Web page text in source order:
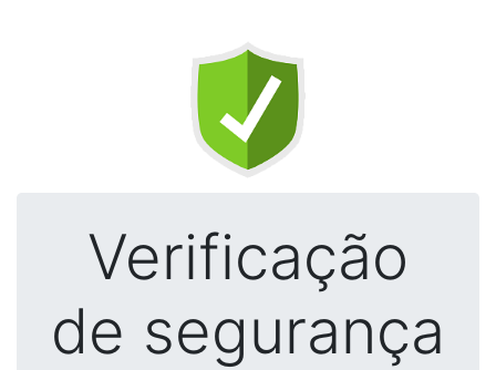
Verificação
de segurança